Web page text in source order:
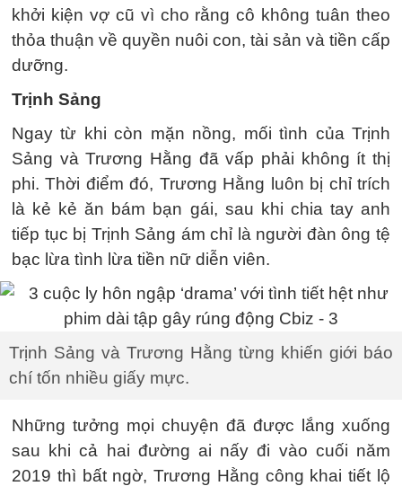
khởi kiện vợ cũ vì cho rằng cô không tuân theo
thỏa thuận về quyền nuôi con, tài sản và tiền cấp
dưỡng.
Trịnh Sảng
Ngay từ khi còn mặn nồng, mối tình của Trịnh
Sảng và Trương Hằng đã vấp phải không ít thị
phi. Thời điểm đó, Trương Hằng luôn bị chỉ trích
là kẻ kẻ ăn bám bạn gái, sau khi chia tay anh
tiếp tục bị Trịnh Sảng ám chỉ là người đàn ông tệ
bạc lừa tình lừa tiền nữ diễn viên.
Trịnh Sảng và Trương Hằng từng khiến giới báo
chí tốn nhiều giấy mực.
Những tưởng mọi chuyện đã được lắng xuống
sau khi cả hai đường ai nấy đi vào cuối năm
2019 thì bất ngờ, Trương Hằng công khai tiết lộ